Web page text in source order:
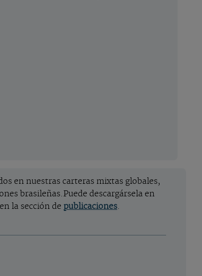
en nuestras carteras mixtas globales,
brasileñas.Puede descargársela en
la sección de publicaciones.